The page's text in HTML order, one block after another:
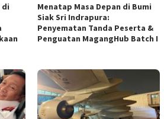
di
Menatap Masa Depan di Bumi
Siak Sri Indrapura:
Penyematan Tanda Peserta &
Penguatan MagangHub Batch I